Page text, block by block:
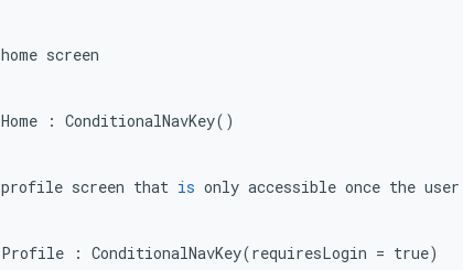
home screen
Home : ConditionalNavKey()
profile screen that is only accessible once the user
Profile : ConditionalNavKey(requiresLogin = true)